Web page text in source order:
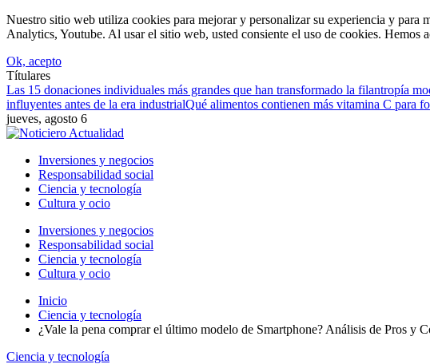
Nuestro sitio web utiliza cookies para mejorar y personalizar su experiencia y
Analytics, Youtube. Al usar el sitio web, usted consiente el uso de cookies.
Ok, acepto
Títulares
Las 15 donaciones individuales más grandes que han transformado la filantropía
influyentes antes de la era industrialQué alimentos contienen más vitamina C para
jueves, agosto 6
Inversiones y negocios
Responsabilidad social
Ciencia y tecnología
Cultura y ocio
Inversiones y negocios
Responsabilidad social
Ciencia y tecnología
Cultura y ocio
Inicio
Ciencia y tecnología
¿Vale la pena comprar el último modelo de Smartphone? Análisis de Pros y
Ciencia y tecnología